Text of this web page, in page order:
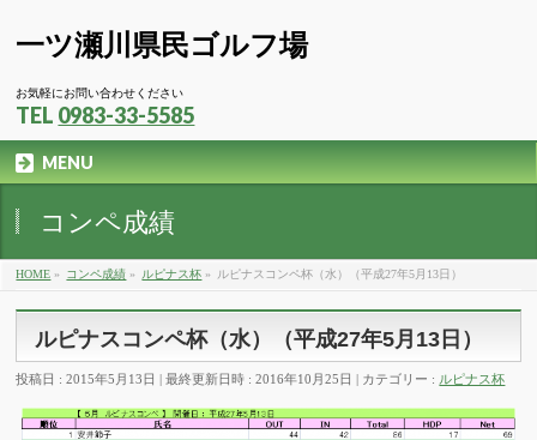
一ツ瀬川県民ゴルフ場
お気軽にお問い合わせください
TEL 0983-33-5585
MENU
コンペ成績
HOME » コンペ成績 » ルピナス杯 » ルピナスコンペ杯（水）（平成27年5月13日）
ルピナスコンペ杯（水）（平成27年5月13日）
投稿日 : 2015年5月13日 最終更新日時 : 2016年10月25日 カテゴリー : ルピナス杯